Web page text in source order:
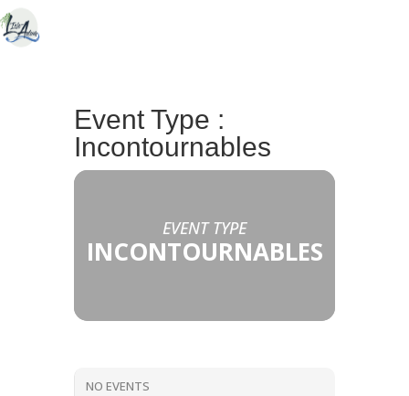
Event Type :
Incontournables
EVENT TYPE
INCONTOURNABLES
NO EVENTS